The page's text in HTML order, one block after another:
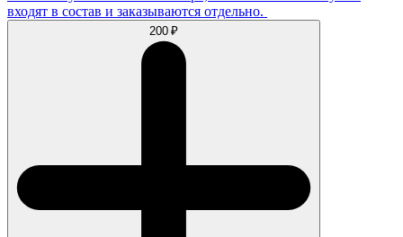
входят в состав и заказываются отдельно.
200 ₽